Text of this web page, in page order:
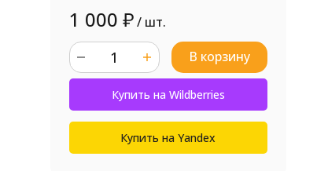
1 000 ₽/ шт.
шт.
В корзину
Купить на Wildberries
Купить на Yandex